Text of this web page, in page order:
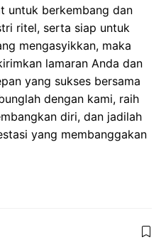
untuk berkembang dan
ritel, serta siap untuk
mengasyikkan, maka
lamaran Anda dan
yang sukses bersama
dengan kami, raih
diri, dan jadilah
yang membanggakan